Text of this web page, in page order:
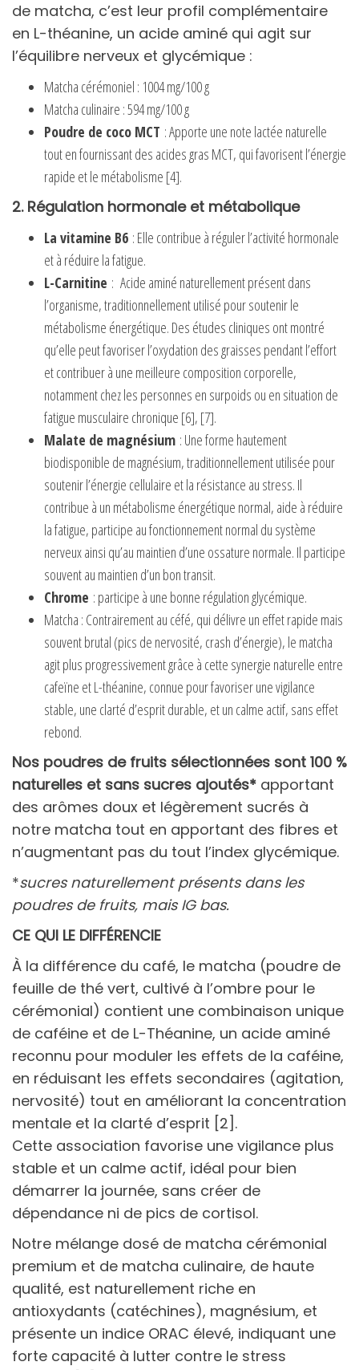
de matcha, c’est leur profil complémentaire
en L-théanine, un acide aminé qui agit sur
l’équilibre nerveux et glycémique :
Matcha cérémoniel : 1004 mg/100 g
Matcha culinaire : 594 mg/100 g
Poudre de coco MCT : Apporte une note lactée naturelle
tout en fournissant des acides gras MCT, qui favorisent l’énergie
rapide et le métabolisme [4].
2. Régulation hormonale et métabolique
La vitamine B6 : Elle contribue à réguler l’activité hormonale
et à réduire la fatigue.
L-Carnitine : Acide aminé naturellement présent dans
l’organisme, traditionnellement utilisé pour soutenir le
métabolisme énergétique. Des études cliniques ont montré
qu’elle peut favoriser l’oxydation des graisses pendant l’effort
et contribuer à une meilleure composition corporelle,
notamment chez les personnes en surpoids ou en situation de
fatigue musculaire chronique [6], [7].
Malate de magnésium : Une forme hautement
biodisponible de magnésium, traditionnellement utilisée pour
soutenir l’énergie cellulaire et la résistance au stress. Il
contribue à un métabolisme énergétique normal, aide à réduire
la fatigue, participe au fonctionnement normal du système
nerveux ainsi qu’au maintien d’une ossature normale. Il participe
souvent au maintien d’un bon transit.
Chrome : participe à une bonne régulation glycémique.
Matcha : Contrairement au céfé, qui délivre un effet rapide mais
souvent brutal (pics de nervosité, crash d’énergie), le matcha
agit plus progressivement grâce à cette synergie naturelle entre
cafeïne et L-théanine, connue pour favoriser une vigilance
stable, une clarté d’esprit durable, et un calme actif, sans effet
rebond.
Nos poudres de fruits sélectionnées sont 100 %
naturelles et sans sucres ajoutés* apportant
des arômes doux et légèrement sucrés à
notre matcha tout en apportant des fibres et
n’augmentant pas du tout l’index glycémique.
*sucres naturellement présents dans les
poudres de fruits, mais IG bas.
CE QUI LE DIFFÉRENCIE
À la différence du café, le matcha (poudre de
feuille de thé vert, cultivé à l’ombre pour le
cérémonial) contient une combinaison unique
de caféine et de L-Théanine, un acide aminé
reconnu pour moduler les effets de la caféine,
en réduisant les effets secondaires (agitation,
nervosité) tout en améliorant la concentration
mentale et la clarté d’esprit [2].
Cette association favorise une vigilance plus
stable et un calme actif, idéal pour bien
démarrer la journée, sans créer de
dépendance ni de pics de cortisol.
Notre mélange dosé de matcha cérémonial
premium et de matcha culinaire, de haute
qualité, est naturellement riche en
antioxydants (catéchines), magnésium, et
présente un indice ORAC élevé, indiquant une
forte capacité à lutter contre le stress